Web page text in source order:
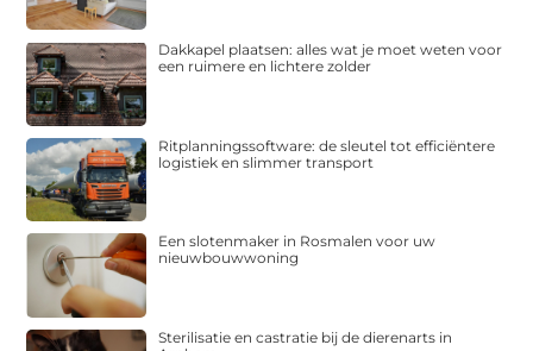
Dakkapel plaatsen: alles wat je moet weten voor
een ruimere en lichtere zolder
Ritplanningssoftware: de sleutel tot efficiëntere
logistiek en slimmer transport
Een slotenmaker in Rosmalen voor uw
nieuwbouwwoning
Sterilisatie en castratie bij de dierenarts in